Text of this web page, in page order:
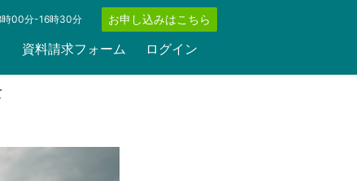
00分-16時30分 お申し込みはこちら
資料請求フォーム ログイン